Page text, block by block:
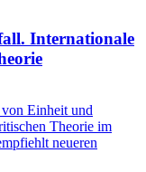
Internationale
Einheit und
Theorie im
neueren